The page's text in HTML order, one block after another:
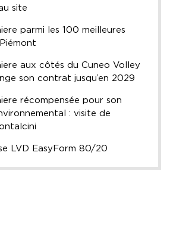
site
parmi les 100 meilleures
aux côtés du Cuneo Volley
son contrat jusqu’en 2029
récompensée pour son
: visite de
LVD EasyForm 80/20